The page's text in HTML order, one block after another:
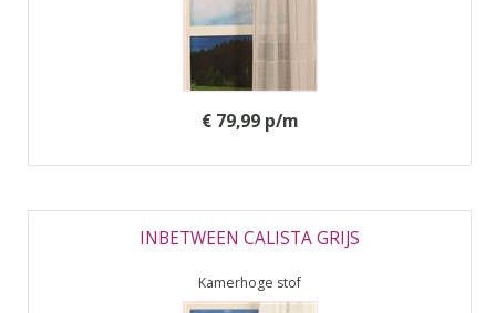
€ 79,99 p/m
INBETWEEN CALISTA GRIJS
Kamerhoge stof